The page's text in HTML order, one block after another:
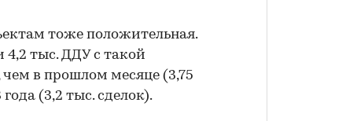
тоже положительная.
4,2 тыс. ДДУ с такой
в прошлом месяце (3,75
(3,2 тыс. сделок).